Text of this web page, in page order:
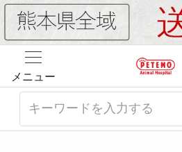
メニュー